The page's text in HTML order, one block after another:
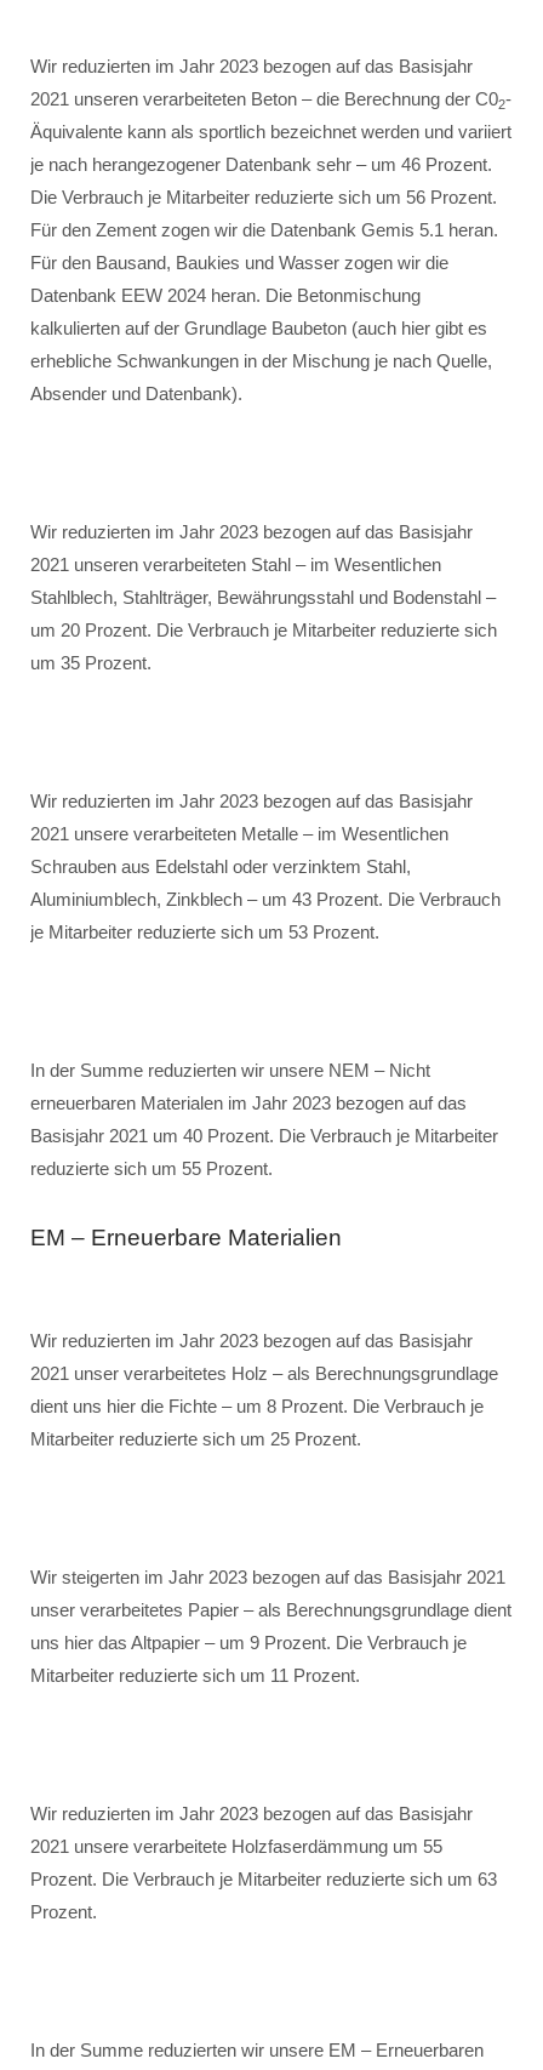
Wir reduzierten im Jahr 2023 bezogen auf das Basisjahr
2021 unseren verarbeiteten Beton – die Berechnung der C02-
Äquivalente kann als sportlich bezeichnet werden und variiert
je nach herangezogener Datenbank sehr – um 46 Prozent.
Die Verbrauch je Mitarbeiter reduzierte sich um 56 Prozent.
Für den Zement zogen wir die Datenbank Gemis 5.1 heran.
Für den Bausand, Baukies und Wasser zogen wir die
Datenbank EEW 2024 heran. Die Betonmischung
kalkulierten auf der Grundlage Baubeton (auch hier gibt es
erhebliche Schwankungen in der Mischung je nach Quelle,
Absender und Datenbank).
Wir reduzierten im Jahr 2023 bezogen auf das Basisjahr
2021 unseren verarbeiteten Stahl – im Wesentlichen
Stahlblech, Stahlträger, Bewährungsstahl und Bodenstahl –
um 20 Prozent. Die Verbrauch je Mitarbeiter reduzierte sich
um 35 Prozent.
Wir reduzierten im Jahr 2023 bezogen auf das Basisjahr
2021 unsere verarbeiteten Metalle – im Wesentlichen
Schrauben aus Edelstahl oder verzinktem Stahl,
Aluminiumblech, Zinkblech – um 43 Prozent. Die Verbrauch
je Mitarbeiter reduzierte sich um 53 Prozent.
In der Summe reduzierten wir unsere NEM – Nicht
erneuerbaren Materialen im Jahr 2023 bezogen auf das
Basisjahr 2021 um 40 Prozent. Die Verbrauch je Mitarbeiter
reduzierte sich um 55 Prozent.
EM – Erneuerbare Materialien
Wir reduzierten im Jahr 2023 bezogen auf das Basisjahr
2021 unser verarbeitetes Holz – als Berechnungsgrundlage
dient uns hier die Fichte – um 8 Prozent. Die Verbrauch je
Mitarbeiter reduzierte sich um 25 Prozent.
Wir steigerten im Jahr 2023 bezogen auf das Basisjahr 2021
unser verarbeitetes Papier – als Berechnungsgrundlage dient
uns hier das Altpapier – um 9 Prozent. Die Verbrauch je
Mitarbeiter reduzierte sich um 11 Prozent.
Wir reduzierten im Jahr 2023 bezogen auf das Basisjahr
2021 unsere verarbeitete Holzfaserdämmung um 55
Prozent. Die Verbrauch je Mitarbeiter reduzierte sich um 63
Prozent.
In der Summe reduzierten wir unsere EM – Erneuerbaren